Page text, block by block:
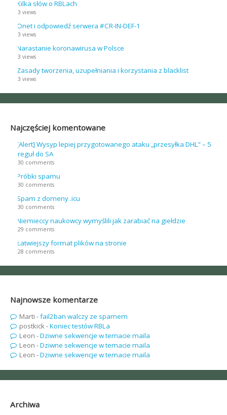
Kilka słów o RBLach
3 views
Onet i odpowiedź serwera #CR-IN-DEF-1
3 views
Narastanie koronawirusa w Polsce
3 views
Zasady tworzenia, uzupełniania i korzystania z blacklist
3 views
Najczęściej komentowane
[Alert] Wysyp lepiej przygotowanego ataku „przesyłka DHL” – 5
reguł do SA
30 comments
Próbki spamu
30 comments
Spam z domeny .icu
30 comments
Niemieccy naukowcy wymyślili jak zarabiać na giełdzie
29 comments
Łatwiejszy format plików na stronie
28 comments
Najnowsze komentarze
Marti -fail2ban walczy ze spamem
postkick-Koniec testów RBLa
Leon -Dziwne sekwencje w temacie maila
Leon -Dziwne sekwencje w temacie maila
Leon -Dziwne sekwencje w temacie maila
Archiwa